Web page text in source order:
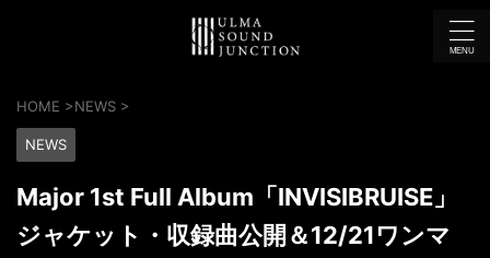
HOME >NEWS >
NEWS
Major 1st Full Album「INVISIBRUISE」
ジャケット・収録曲公開＆12/21ワンマ